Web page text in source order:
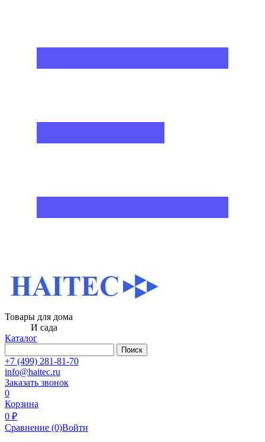
Товары для дома
И сада
Каталог
Поиск
+7 (499) 281-81-70
info@haitec.ru
Заказать звонок
0
Корзина
0 ₽
Сравнение (0)Войти